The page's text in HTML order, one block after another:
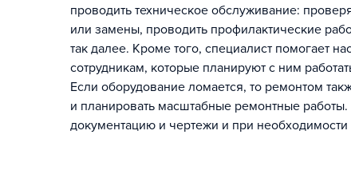
проводить техническое обслуживание:
или замены, проводить профилактические
так далее. Кроме того, специалист помогает
сотрудникам, которые планируют с ним
Если оборудование ломается, то ремонтом
и планировать масштабные ремонтные
документацию и чертежи и при необходимости